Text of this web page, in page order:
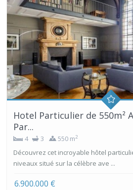
Hotel Particulier de 550m²
Par...
4 3 550 m2
Découvrez cet incroyable hôtel
niveaux situé sur la célèbre ave ...
6.900.000 €